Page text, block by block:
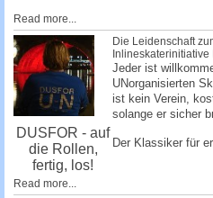
Read more...
DUSFOR - auf
die Rollen,
fertig, los!
Die Leidenschaft
Inlineskaterinitiative
Jeder ist
UNorganisierten
ist kein Verein,
solange er sicher
Der Klassiker für
Read more...